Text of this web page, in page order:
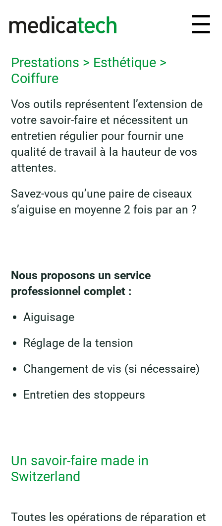
le
☰
Prestations > Esthétique >
Coiffure
Vos outils représentent l’extension de
votre savoir-faire et nécessitent un
entretien régulier pour fournir une
qualité de travail à la hauteur de vos
attentes.
Savez-vous qu’une paire de ciseaux
s’aiguise en moyenne 2 fois par an ?
Nous proposons un service
professionnel complet :
Aiguisage
Réglage de la tension
Changement de vis (si nécessaire)
Entretien des stoppeurs
Un savoir-faire made in
Switzerland
Toutes les opérations de réparation et